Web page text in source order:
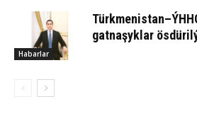
Habarlar
gatnaşyklar